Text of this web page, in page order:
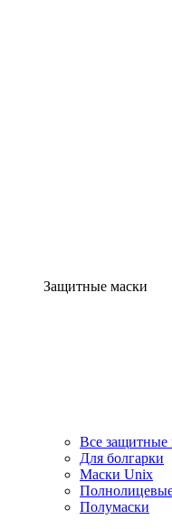
Защитные маски
Все защитные
Для болгарки
Маски Unix
Полумаски